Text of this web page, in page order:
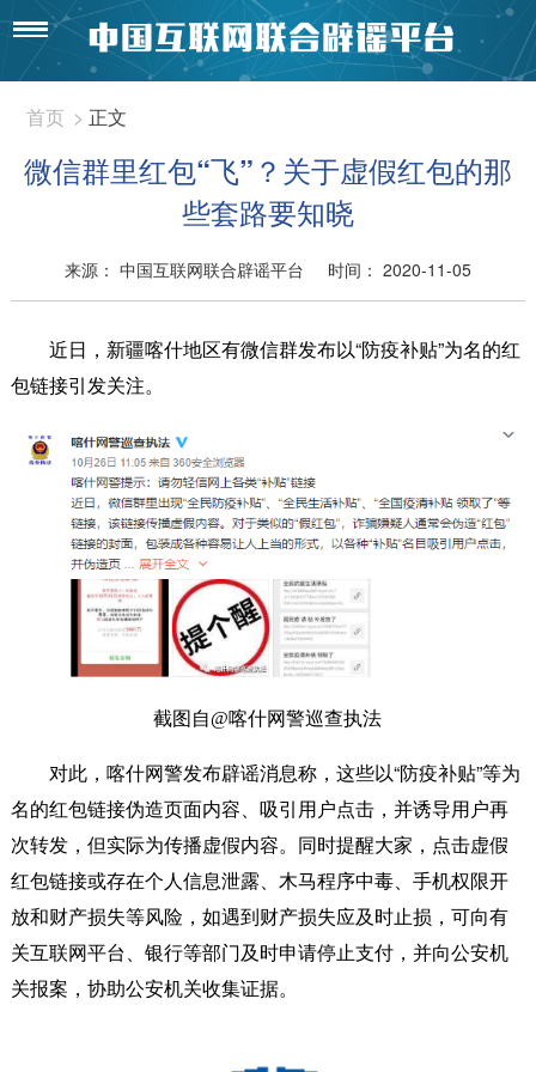
首页 > 正文
微信群里红包“飞”？关于虚假红包的那
些套路要知晓
来源： 中国互联网联合辟谣平台 时间： 2020-11-05
近日，新疆喀什地区有微信群发布以“防疫补贴”为名的红
包链接引发关注。
截图自@喀什网警巡查执法
对此，喀什网警发布辟谣消息称，这些以“防疫补贴”等为
名的红包链接伪造页面内容、吸引用户点击，并诱导用户再
次转发，但实际为传播虚假内容。同时提醒大家，点击虚假
红包链接或存在个人信息泄露、木马程序中毒、手机权限开
放和财产损失等风险，如遇到财产损失应及时止损，可向有
关互联网平台、银行等部门及时申请停止支付，并向公安机
关报案，协助公安机关收集证据。